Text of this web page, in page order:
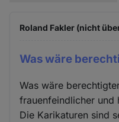
Roland Fakler (nicht
Was wäre
Was wäre
frauenfeindlicher und
Die Karikaturen sind